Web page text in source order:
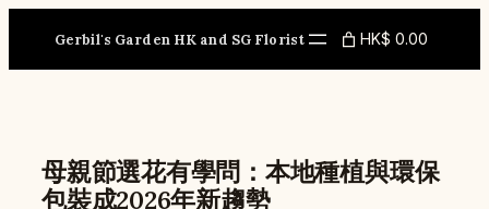
Gerbil's Garden HK and SG Florist HK$ 0.00
母親節選花有學問：本地種植與環保
包裝成2026年新趨勢